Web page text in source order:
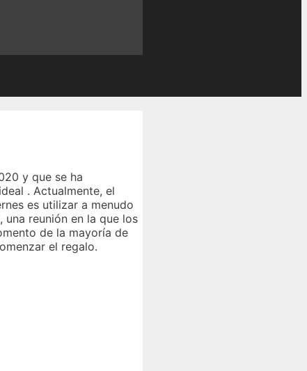
y que se ha
. Actualmente, el
es utilizar a menudo
una reunión en la que los
de la mayoría de
el regalo.